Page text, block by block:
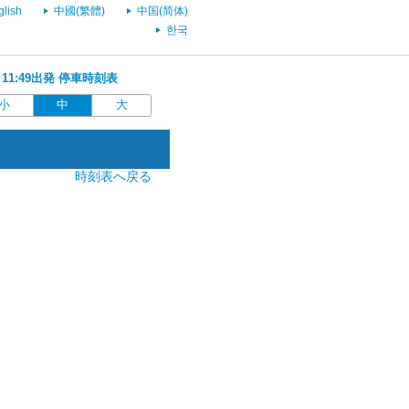
中國(繁體)
中国(简体)
한국
出発 停車時刻表
中 大
時刻表へ戻る